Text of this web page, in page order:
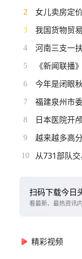
2 女儿卖房定
3 我国货物贸
4 河南三支一
5 《新闻联播
6 今年是闭眼秋
7 福建泉州市
8 日本医院开
9 越来越多高
10 从731部队
扫码下载今日
看最新、最热资讯
精彩视频